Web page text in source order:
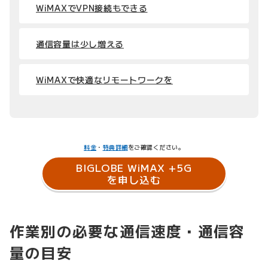
WiMAXでVPN接続もできる
通信容量は少し増える
WiMAXで快適なリモートワークを
料金 ・ 特典詳細をご確認ください。
BIGLOBE WiMAX +5G
を申し込む
作業別の必要な通信速度・通信容
量の目安